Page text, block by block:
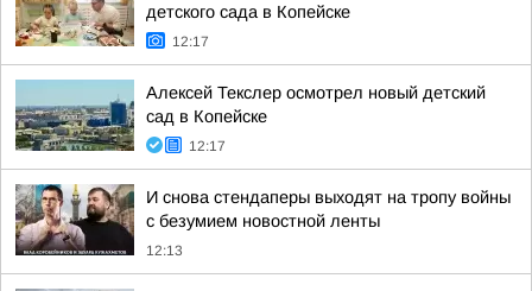
детского сада в Копейске
12:17
Алексей Текслер осмотрел новый детский
сад в Копейске
12:17
И снова стендаперы выходят на тропу войны
с безумием новостной ленты
12:13